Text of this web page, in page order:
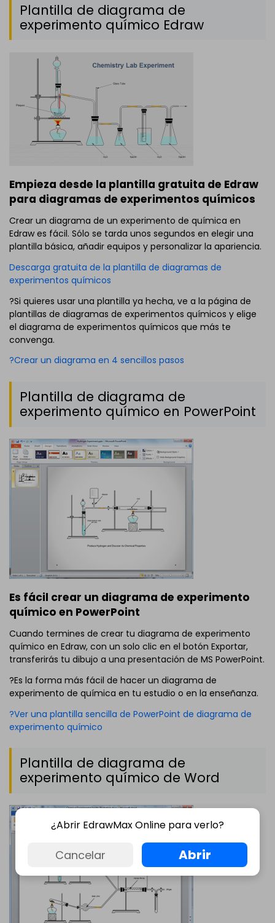
Plantilla de diagrama de
experimento químico Edraw
Empieza desde la plantilla gratuita de Edraw
para diagramas de experimentos químicos
Crear un diagrama de un experimento de química en
Edraw es fácil. Sólo se tarda unos segundos en elegir una
plantilla básica, añadir equipos y personalizar la apariencia.
Descarga gratuita de la plantilla de diagramas de
experimentos químicos
?Si quieres usar una plantilla ya hecha, ve a la página de
plantillas de diagramas de experimentos químicos y elige
el diagrama de experimentos químicos que más te
convenga.
?Crear un diagrama en 4 sencillos pasos
Plantilla de diagrama de
experimento químico en PowerPoint
Es fácil crear un diagrama de experimento
químico en PowerPoint
Cuando termines de crear tu diagrama de experimento
químico en Edraw, con un solo clic en el botón Exportar,
transferirás tu dibujo a una presentación de MS PowerPoint.
?Es la forma más fácil de hacer un diagrama de
experimento de química en tu estudio o en la enseñanza.
?Ver una plantilla sencilla de PowerPoint de diagrama de
experimento químico
Plantilla de diagrama de
experimento químico de Word
¿Abrir EdrawMax Online para verlo?
Cancelar Abrir